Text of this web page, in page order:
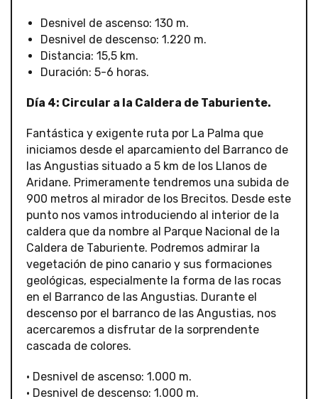
Desnivel de ascenso: 130 m.
Desnivel de descenso: 1.220 m.
Distancia: 15,5 km.
Duración: 5-6 horas.
Día 4: Circular a la Caldera de Taburiente.
Fantástica y exigente ruta por La Palma que
iniciamos desde el aparcamiento del Barranco de
las Angustias situado a 5 km de los Llanos de
Aridane. Primeramente tendremos una subida de
900 metros al mirador de los Brecitos. Desde este
punto nos vamos introduciendo al interior de la
caldera que da nombre al Parque Nacional de la
Caldera de Taburiente. Podremos admirar la
vegetación de pino canario y sus formaciones
geológicas, especialmente la forma de las rocas
en el Barranco de las Angustias. Durante el
descenso por el barranco de las Angustias, nos
acercaremos a disfrutar de la sorprendente
cascada de colores.
• Desnivel de ascenso: 1.000 m.
• Desnivel de descenso: 1.000 m.